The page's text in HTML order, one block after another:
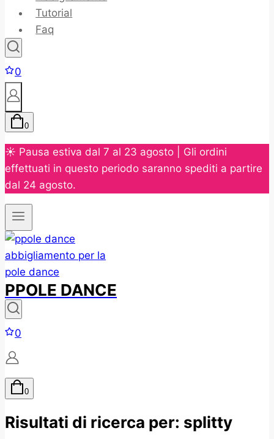
Tutorial
Faq
0
0
☀️ Pausa estiva dal 7 al 23 agosto | Gli ordini
effettuati in questo periodo saranno spediti a partire
dal 24 agosto.
PPOLE DANCE
0
0
Risultati di ricerca per: splitty